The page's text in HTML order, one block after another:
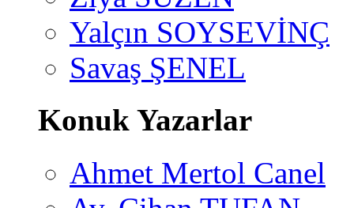
Yalçın SOYSEVİNÇ
Savaş ŞENEL
Konuk Yazarlar
Ahmet Mertol Canel